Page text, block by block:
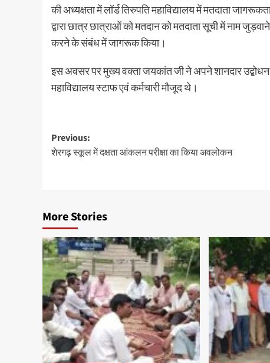
की अध्यक्षता में लॉर्ड तिरुपति महाविद्यालय में मतदाता
द्वारा छात्र छात्राओं को मतदान को मतदाता सूची में नाम
करने के संबंध में जागरूक किया।
इस अवसर पर मुख्य वक्ता जयकांत जी ने अपने शानदार उद्बोधन
महाविद्यालय स्टाफ एवं कर्मचारी मौजूद थे।
Previous:
शेरगढ़ स्कूल में दक्षता आंकलन परीक्षा का किया अवलोकन
More Stories